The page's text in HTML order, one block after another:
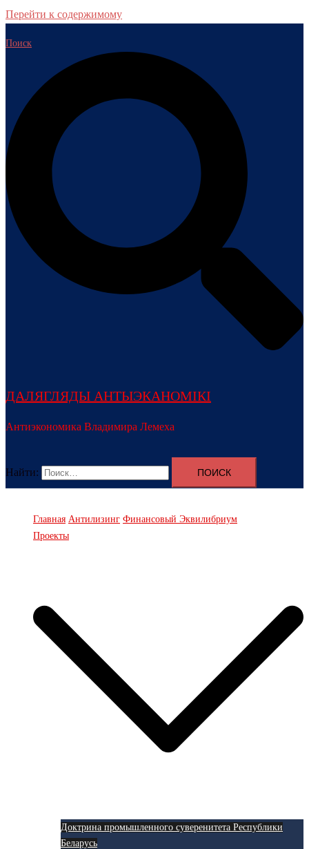
Перейти к содержимому
Поиск
ДАЛЯГЛЯДЫ АНТЫЭКАНОМІКІ
Антиэкономика Владимира Лемеха
Найти:
Главная Антилизинг Финансовый Эквилибриум
Проекты
Доктрина промышленного суверенитета Республики
Беларусь